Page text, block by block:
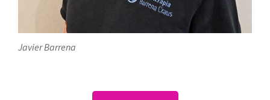
Javier Barrena